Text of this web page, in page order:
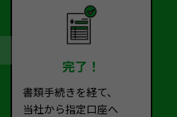
完了！
書類手続きを経て、
当社から指定口座へ